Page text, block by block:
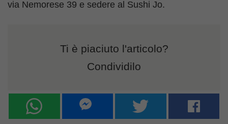
via Nemorese 39 e sedere al Sushi Jo.
Ti è piaciuto l'articolo?
Condividilo